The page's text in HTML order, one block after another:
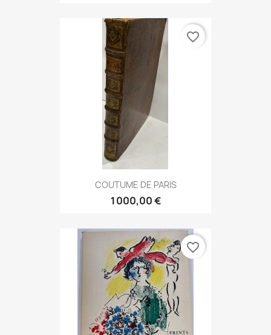
COUTUME DE PARIS
1 000,00 €
favorite_border
favorite_border